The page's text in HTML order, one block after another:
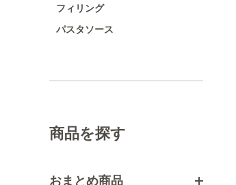
フィリング
パスタソース
商品を探す
おまとめ商品